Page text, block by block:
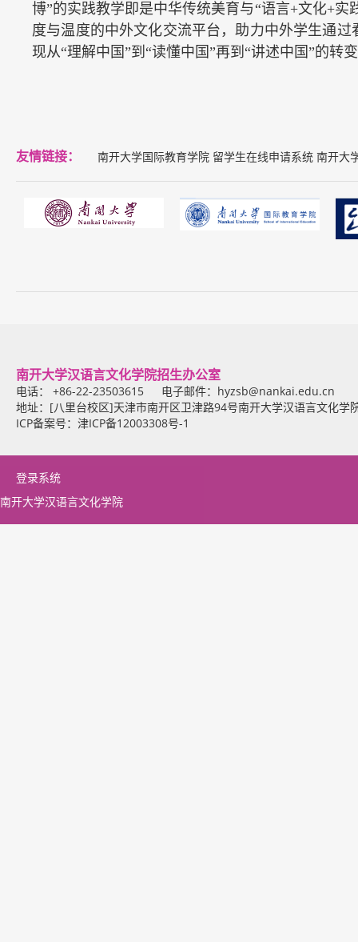
博”的实践教学即是中华传统美育与“语言+文化+
度与温度的中外文化交流平台，助力中外学生通
现从“理解中国”到“读懂中国”再到 “讲述中国”的转
友情链接： 南开大学国际教育学院 留学生在线申请系统 南开大
南开大学汉语言文化学院招生办公室
电话： +86-22-23503615 电子邮件： hyzsb@nankai.edu.cn
地址：[八里台校区]天津市南开区卫津路94号南开大学汉语言文化
ICP备案号：津ICP备12003308号-1
登录系统
南开大学汉语言文化学院